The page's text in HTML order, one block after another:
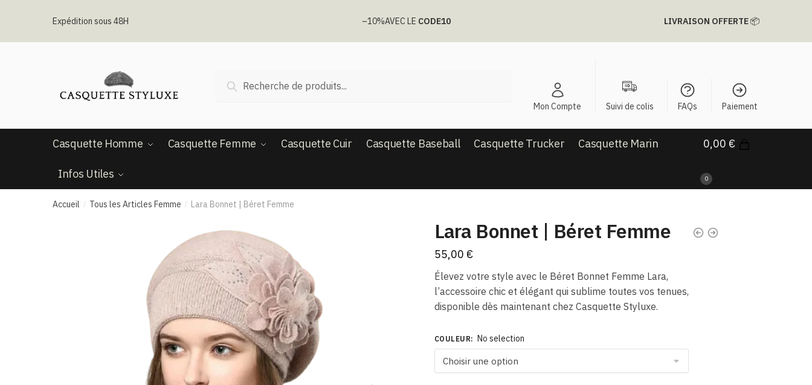
Expédition sous 48H –10%AVEC LE CODE10 LIVRAISON OFFERTE📦
pour :
Recherche
Mon Compte Suivi de colis FAQs Paiement
Casquette Homme Casquette Femme Casquette Cuir Casquette Baseball Casquette Trucker Casquette Marin
Infos Utiles
0,00 €
0
Accueil / Tous les Articles Femme / Lara Bonnet | Béret Femme
Lara Bonnet | Béret Femme
55,00 €
Élevez votre style avec le Béret Bonnet Femme Lara,
l’accessoire chic et élégant qui sublime toutes vos tenues,
disponible dès maintenant chez Casquette Styluxe.
COULEUR: No selection